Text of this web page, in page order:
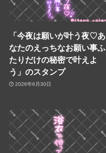
「今夜は願いが叶う夜♡あ
なたのえっちなお願い事ふ
たりだけの秘密で叶えよ
う」のスタンプ
2026年6月30日